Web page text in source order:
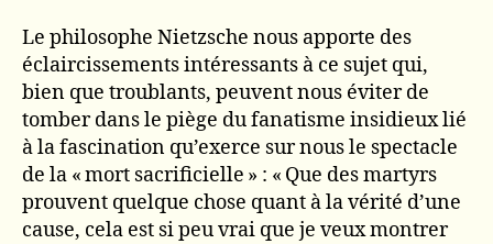
Le philosophe Nietzsche nous apporte des
éclaircissements intéressants à ce sujet qui,
bien que troublants, peuvent nous éviter de
tomber dans le piège du fanatisme insidieux lié
à la fascination qu’exerce sur nous le spectacle
de la « mort sacrificielle » : « Que des martyrs
prouvent quelque chose quant à la vérité d’une
cause, cela est si peu vrai que je veux montrer